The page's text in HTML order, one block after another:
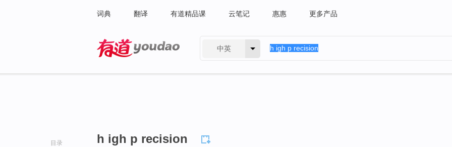
词典 翻译 有道精品课 云笔记 惠惠 更多产品
中英
目录 h igh p recision